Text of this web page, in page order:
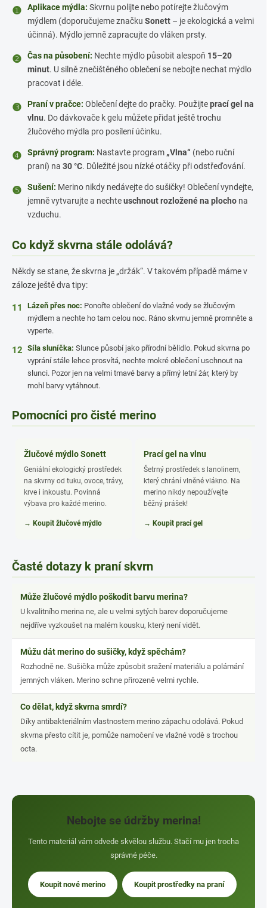
❶ Aplikace mýdla: Skvrnu polijte nebo potírejte žlučovým
mýdlem (doporučujeme značku Sonett – je ekologická a velmi
účinná). Mýdlo jemně zapracujte do vláken prsty.
❷ Čas na působení: Nechte mýdlo působit alespoň 15–20
minut. U silně znečištěného oblečení se nebojte nechat mýdlo
pracovat i déle.
❸ Praní v pračce: Oblečení dejte do pračky. Použijteprací gel na
vlnu. Do dávkovače k gelu můžete přidat ještě trochu
žlučového mýdla pro posílení účinku.
❹ Správný program: Nastavte program „Vlna“ (nebo ruční
praní) na 30 °C. Důležité jsou nízké otáčky při odstřeďování.
❺ Sušení: Merino nikdy nedávejte do sušičky! Oblečení vyndejte,
jemně vytvarujte a nechteuschnout rozložené na plocho na
vzduchu.
Co když skvrna stále odolává?
Někdy se stane, že skvrna je „držák“. V takovém případě máme v
záloze ještě dva tipy:
11 Lázeň přes noc: Ponořte oblečení do vlažné vody se žlučovým
mýdlem a nechte ho tam celou noc. Ráno skvrnu jemně promněte a
vyperte.
12 Síla sluníčka: Slunce působí jako přírodní bělidlo. Pokud skvrna po
vyprání stále lehce prosvítá, nechte mokré oblečení uschnout na
slunci. Pozor jen na velmi tmavé barvy a přímý letní žár, který by
mohl barvy vytáhnout.
Pomocníci pro čisté merino
Žlučové mýdlo Sonett
Geniální ekologický prostředek
na skvrny od tuku, ovoce, trávy,
krve i inkoustu. Povinná
výbava pro každé merino.
→ Koupit žlučové mýdlo
Prací gel na vlnu
Šetrný prostředek s lanolinem,
který chrání vlněné vlákno. Na
merino nikdy nepoužívejte
běžný prášek!
→ Koupit prací gel
Časté dotazy k praní skvrn
Může žlučové mýdlo poškodit barvu merina?
U kvalitního merina ne, ale u velmi sytých barev doporučujeme
nejdříve vyzkoušet na malém kousku, který není vidět.
Můžu dát merino do sušičky, když spěchám?
Rozhodně ne. Sušička může způsobit sražení materiálu a polámání
jemných vláken. Merino schne přirozeně velmi rychle.
Co dělat, když skvrna smrdí?
Díky antibakteriálním vlastnostem merino zápachu odolává. Pokud
skvrna přesto cítit je, pomůže namočení ve vlažné vodě s trochou
octa.
Nebojte se údržby merina!
Tento materiál vám odvede skvělou službu. Stačí mu jen trocha
správné péče.
Koupit nové merino Koupit prostředky na praní